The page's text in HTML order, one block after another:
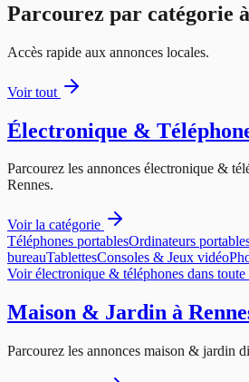
Parcourez par catégorie à
Accès rapide aux annonces locales.
Voir tout
Électronique &
Parcourez les annonces électronique &
Rennes.
Voir la catégorie
Téléphones portablesOrdinateurs
bureauTablettesConsoles & Jeux vidéo
Voirélectronique & téléphones dans
Maison & Jardin à
Parcourez les annonces maison & jardin